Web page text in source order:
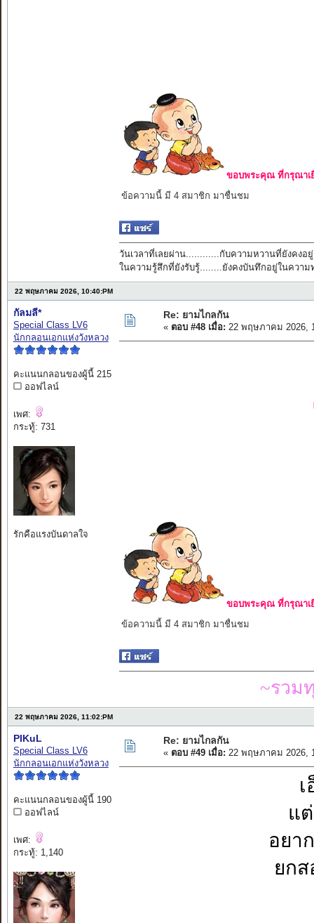
ขอบพระคุณ ที่กรุณาเ
ข้อความนี้ มี 4 สมาชิก มาชื่นชม
วันเวลาที่เลยผ่าน............กับความหวานที่ยังคงอยู่
ในความรู้สึกที่ยังรับรู้........ยังคงบันทึกอยู่ในความ
22 พฤษภาคม 2026, 10:40:PM
กัลมลี*
Special Class LV6
นักกลอนเอกแห่งวังหลวง
คะแนนกลอนของผู้นี้ 215
ออฟไลน์
เพศ:
กระทู้: 731
รักคือแรงบันดาลใจ
Re: ยามไกลกัน
« ตอบ #48 เมื่อ: 22 พฤษภาคม 2026,
ขอบพระคุณ ที่กรุณาเ
ข้อความนี้ มี 4 สมาชิก มาชื่นชม
~รวม
22 พฤษภาคม 2026, 11:02:PM
PIKuL
Special Class LV6
นักกลอนเอกแห่งวังหลวง
คะแนนกลอนของผู้นี้ 190
ออฟไลน์
เพศ:
กระทู้: 1,140
Re: ยามไกลกัน
« ตอบ #49 เมื่อ: 22 พฤษภาคม 2026,
แ
อยา
ยกส